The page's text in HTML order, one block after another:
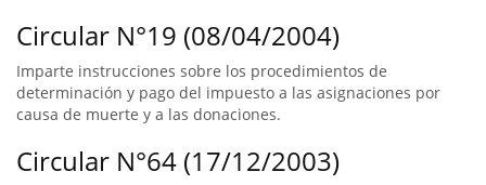
Circular N°19 (08/04/2004)
Imparte instrucciones sobre los procedimientos de
determinación y pago del impuesto a las asignaciones por
causa de muerte y a las donaciones.
Circular N°64 (17/12/2003)